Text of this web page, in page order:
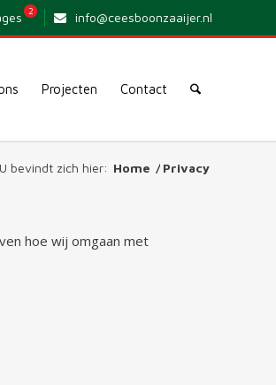
2 info@ceesboonzaaijer.nl
Projecten Contact
U bevindt zich hier: Home / Privacy
hoe wij omgaan met